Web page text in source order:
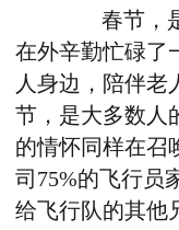
春节，是
在外辛勤忙碌了
人身边，陪伴老
节，是大多数人
的情怀同样在召
司75%的飞行员
给飞行队的其他